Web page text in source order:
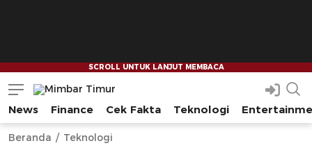
Mimbar Timur
Media Berjaringan Indonesia Timur
News Finance Cek Fakta Teknologi
Beranda Teknologi